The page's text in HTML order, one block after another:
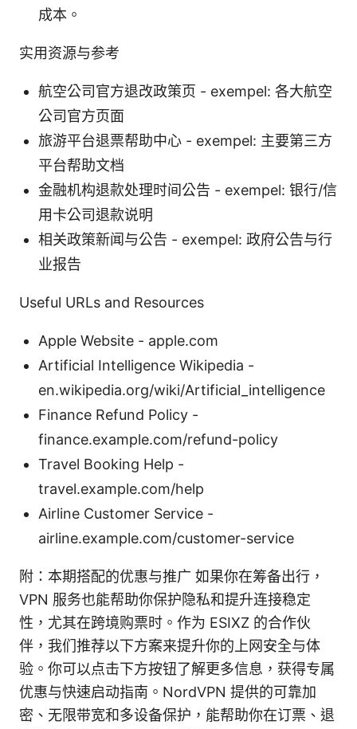
成本。
实用资源与参考
航空公司官方退改政策页 - exempel: 各大航空
公司官方页面
旅游平台退票帮助中心 - exempel: 主要第三方
平台帮助文档
金融机构退款处理时间公告 - exempel: 银行/信
用卡公司退款说明
相关政策新闻与公告 - exempel: 政府公告与行
业报告
Useful URLs and Resources
Apple Website - apple.com
Artificial Intelligence Wikipedia -
en.wikipedia.org/wiki/Artificial_intelligence
Finance Refund Policy -
finance.example.com/refund-policy
Travel Booking Help -
travel.example.com/help
Airline Customer Service -
airline.example.com/customer-service
附：本期搭配的优惠与推广 如果你在筹备出行，
VPN 服务也能帮助你保护隐私和提升连接稳定
性，尤其在跨境购票时。作为 ESIXZ 的合作伙
伴，我们推荐以下方案来提升你的上网安全与体
验。你可以点击下方按钮了解更多信息，获得专属
优惠与快速启动指南。NordVPN 提供的可靠加
密、无限带宽和多设备保护，能帮助你在订票、退